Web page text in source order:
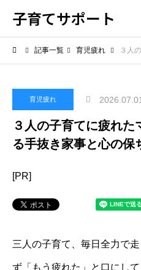
子育てサポート
記事一覧 育児疲れ ３人の子
育児疲れ 2026.07.01
３人の子育てに疲れ
る手抜き家事と心の保
[PR]
三人の子育て、毎日全力で
ず「もう疲れた」と口にし